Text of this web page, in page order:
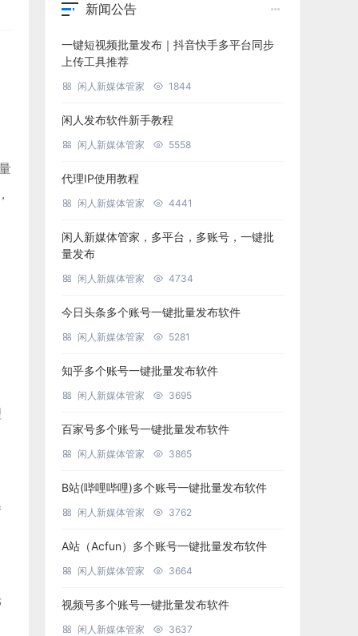
新闻公告
一键短视频批量发布｜抖音快手多平台同步
上传工具推荐
闲人新媒体管家 1844
闲人发布软件新手教程
闲人新媒体管家 5558
代理IP使用教程
闲人新媒体管家 4441
闲人新媒体管家，多平台，多账号，一键批
量发布
闲人新媒体管家 4734
今日头条多个账号一键批量发布软件
闲人新媒体管家 5281
知乎多个账号一键批量发布软件
闲人新媒体管家 3695
百家号多个账号一键批量发布软件
闲人新媒体管家 3865
B站(哔哩哔哩)多个账号一键批量发布软件
闲人新媒体管家 3762
A站（Acfun）多个账号一键批量发布软件
闲人新媒体管家 3664
视频号多个账号一键批量发布软件
闲人新媒体管家 3637